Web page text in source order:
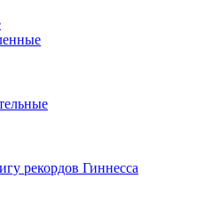
рекордов Гиннесса